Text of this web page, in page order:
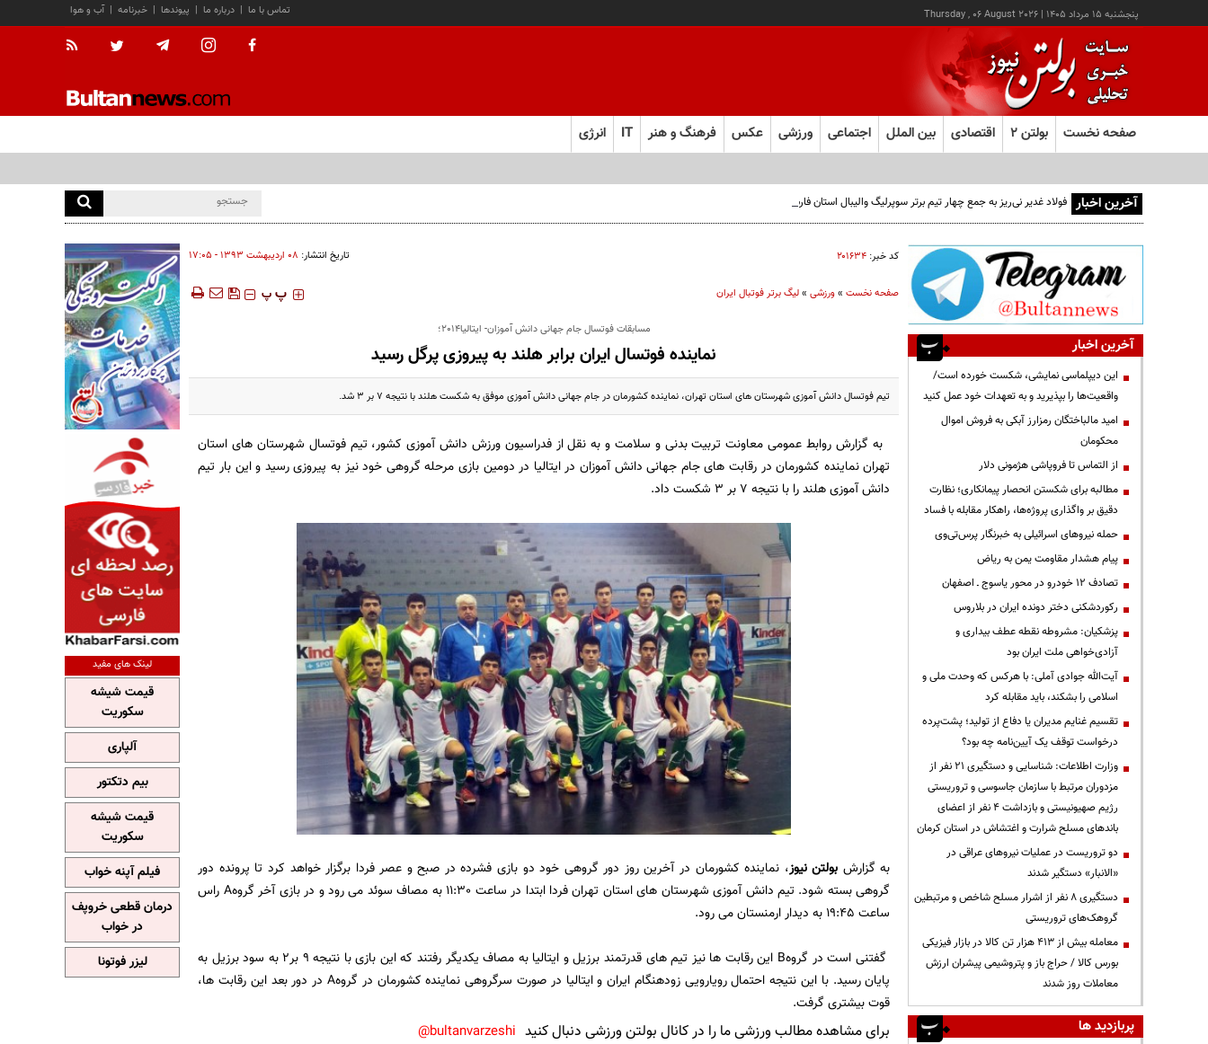
پنجشنبه ۱۵ مرداد ۱۴۰۵ |
Thursday , 06 August 2026 آب و هوا | خبرنامه | پیوندها | درباره ما | تماس با ما
صفحه نخست بولتن ۲ اقتصادی بین الملل اجتماعی ورزشی عکس فرهنگ و هنر IT انرژی
آخرین اخبار فولاد غدیر نی‌ریز به جمع چهار تیم برتر سوپرلیگ والیبال استان فارس صعود کرد
کد خبر: ۲۰۱۶۳۴ تاریخ انتشار: ۰۸ ارديبهشت ۱۳۹۳ - ۱۷:۰۵
صفحه نخست»ورزشی»لیگ برتر فوتبال ایران ‍‍‍ پ پ
مسابقات فوتسال جام جهانی دانش آموزان- ایتالیا2014؛
نماینده فوتسال ایران برابر هلند به پیروزی پرگل رسید
تیم فوتسال دانش آموزی شهرستان های استان تهران، نماینده کشورمان در جام جهانی دانش آموزی موفق به شکست هلند با نتیجه 7 بر 3 شد.
به گزارش روابط عمومی معاونت تربیت بدنی و سلامت و به نقل از فدراسیون ورزش دانش آموزی کشور، تیم فوتسال شهرستان های استان
تهران نماینده کشورمان در رقابت های جام جهانی دانش آموزان در ایتالیا در دومین بازی مرحله گروهی خود نیز به پیروزی رسید و این بار تیم
دانش آموزی هلند را با نتیجه 7 بر 3 شکست داد.
به گزارش بولتن نیوز، نماینده کشورمان در آخرین روز دور گروهی خود دو بازی فشرده در صبح و عصر فردا برگزار خواهد کرد تا پرونده دور
گروهی بسته شود. تیم دانش آموزی شهرستان های استان تهران فردا ابتدا در ساعت 11:30 به مصاف سوئد می رود و در بازی آخر گروهA راس
ساعت 19:45 به دیدار ارمنستان می رود.
گفتنی است در گروهB این رقابت ها نیز تیم های قدرتمند برزیل و ایتالیا به مصاف یکدیگر رفتند که این بازی با نتیجه 9 بر2 به سود برزیل به
پایان رسید. با این نتیجه احتمال رویارویی زودهنگام ایران و ایتالیا در صورت سرگروهی نماینده کشورمان در گروهA در دور بعد این رقابت ها،
قوت بیشتری گرفت.
برای مشاهده مطالب ورزشی ما را در کانال بولتن ورزشی دنبال کنید bultanvarzeshi@
آخرین اخبار
این دیپلماسی نمایشی، شکست خورده است/
واقعیت‌ها را بپذیرید و به تعهدات خود عمل کنید
امید مالباختگان رمزارز آبکی به فروش اموال
محکومان
از التماس تا فروپاشی هژمونی دلار
مطالبه برای شکستن انحصار پیمانکاری؛ نظارت
دقیق بر واگذاری پروژه‌ها، راهکار مقابله با فساد
حمله نیروهای اسرائیلی به خبرنگار پرس‌تی‌وی
پیام هشدار مقاومت یمن به ریاض
تصادف ۱۲ خودرو در محور یاسوج ـ اصفهان
رکوردشکنی دختر دونده ایران در بلاروس
پزشکیان: مشروطه نقطه عطف بیداری و
آزادی‌خواهی ملت ایران بود
آیت‌الله جوادی آملی: با هرکس که وحدت ملی و
اسلامی را بشکند، باید مقابله کرد
تقسیم غنایم مدیران یا دفاع از تولید؛ پشت‌پرده
درخواست توقف یک آیین‌نامه چه بود؟
وزارت اطلاعات: شناسایی و دستگیری ۲۱ نفر از
مزدوران مرتبط با سازمان جاسوسی و تروریستی
رژیم صهیونیستی و بازداشت ۴ نفر از اعضای
باندهای مسلح شرارت و اغتشاش در استان کرمان
دو تروریست در عملیات نیروهای عراقی در
«الانبار» دستگیر شدند
دستگیری ۸ نفر از اشرار مسلح شاخص و مرتبطین
گروهک‌های تروریستی
معامله بیش از ۴۱۳ هزار تن کالا در بازار فیزیکی
بورس کالا / حراج باز و پتروشیمی پیشران ارزش
معاملات روز شدند
پربازدید ها
لینک های مفید
قیمت شیشه
سکوریت
آلپاری
بیم دتکتور
قیمت شیشه
سکوریت
فیلم آپنه خواب
درمان قطعی خروپف
در خواب
لیزر فوتونا